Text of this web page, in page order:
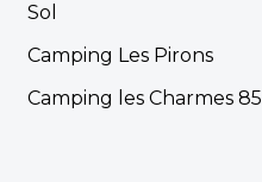
Sol
Camping Les Pirons
Camping les Charmes 85